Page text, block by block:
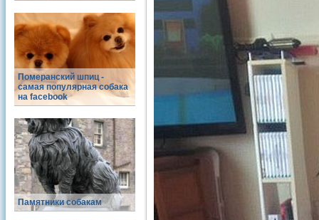
Померанский шпиц -
cамая популярная собака
на facebook
Памятники собакам